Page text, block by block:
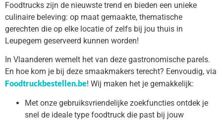
Foodtrucks zijn de nieuwste trend en bieden een unieke
culinaire beleving: op maat gemaakte, thematische
gerechten die op elke locatie of zelfs bij jou thuis in
Leupegem geserveerd kunnen worden!
In Vlaanderen wemelt het van deze gastronomische parels.
En hoe kom je bij deze smaakmakers terecht? Eenvoudig, via
Foodtruckbestellen.be! Wij maken het je gemakkelijk:
Met onze gebruiksvriendelijke zoekfuncties ontdek je
snel de ideale type foodtruck die past bij jouw